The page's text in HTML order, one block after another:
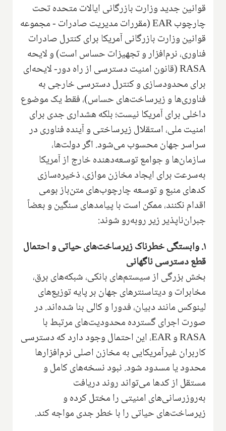
قوانین جدید وزارت بازرگانی ایالات متحده تحت
چارچوب EAR (مقررات مدیریت صادرات - مجموعه
قوانین وزارت بازرگانی آمریکا برای کنترل صادرات
فناوری، نرم‌افزار و تجهیزات حساس است) و لایحه
RASA (قانون امنیت دسترسی از راه دور- لایحه‌ای
برای محدودسازی و کنترل دسترسی خارجی به
فناوری‌ها و زیرساخت‌های حساس)، فقط یک موضوع
داخلی برای آمریکا نیست؛ بلکه هشداری جدی برای
امنیت ملی، استقلال زیرساختی و آینده فناوری در
سراسر جهان محسوب می‌شود. اگر دولت‌ها،
سازمان‌ها و جوامع توسعه‌دهنده خارج از آمریکا
به‌سرعت برای ایجاد مخازن موازی، ذخیره‌سازی
کدهای منبع و توسعه چارچوب‌های متن‌باز بومی
اقدام نکنند، ممکن است با پیامدهای سنگین و بعضاً
جبران‌ناپذیر زیر روبه‌رو شوند:
۱. وابستگی خطرناک زیرساخت‌های حیاتی و احتمال
قطع دسترسی ناگهانی
بخش بزرگی از سیستم‌های بانکی، شبکه‌های برق،
مخابرات و دیتاسنترهای جهان بر پایه توزیع‌های
لینوکس مانند دبیان، فدورا و کالی بنا شده‌اند. در
صورت اجرای گسترده محدودیت‌های مرتبط با
RASA و EAR، این احتمال وجود دارد که دسترسی
کاربران غیرآمریکایی به مخازن اصلی نرم‌افزارها
محدود یا مسدود شود. نبود نسخه‌های کامل و
مستقل از کدها می‌تواند روند دریافت
به‌روزرسانی‌های امنیتی را مختل کرده و
زیرساخت‌های حیاتی را با خطر جدی مواجه کند.